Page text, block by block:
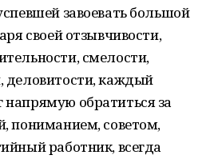
завоевать большой
своей отзывчивости,
смелости,
деловитости, каждый
обратиться за
пониманием, советом,
работник, всегда